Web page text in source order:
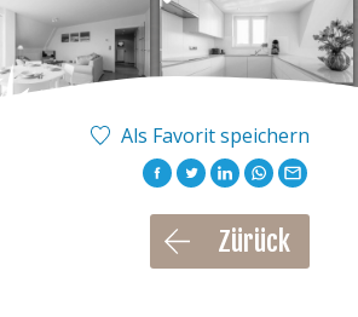
Als Favorit speichern
Zürück